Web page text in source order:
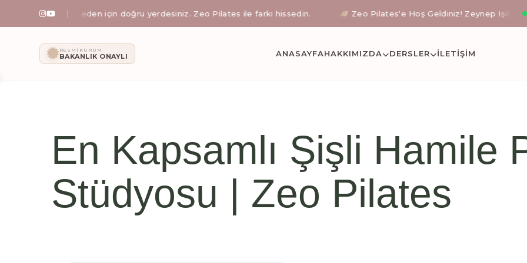
Zeo Pilates: İstanbul
bir beden için doğru yerdesiniz. Zeo Pilates ile farkı hissedin. Zeo Pilates'e Hoş Geldiniz! Zeynep Işıklı
RESMI KURUM
BAKANLIK ONAYLI ANASAYFAHAKKIMIZDA DERSLER İLETIŞİM
En Kapsamlı Şişli Hamile
Stüdyosu | Zeo Pilates